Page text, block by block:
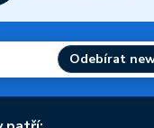
Odebírat